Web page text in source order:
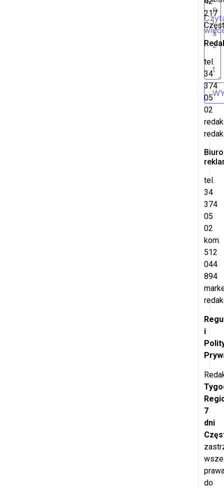
217
tel.
34
374
05
02
Biuro
tel.
34
374
05
02
kom.
512
044
894
i
7
dni
do